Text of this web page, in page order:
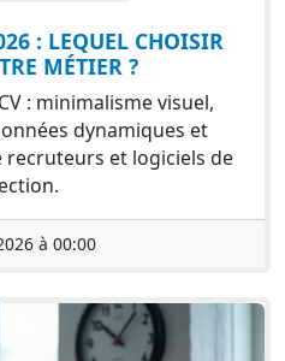
: LEQUEL CHOISIR
MÉTIER ?
: minimalisme visuel,
dynamiques et
et logiciels de
à 00:00